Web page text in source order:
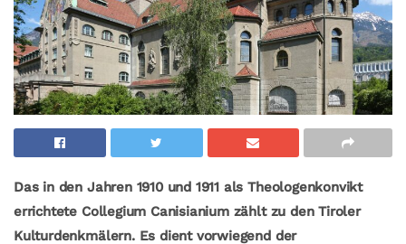
Das in den Jahren 1910 und 1911 als Theologenkonvikt
errichtete Collegium Canisianium zählt zu den Tiroler
Kulturdenkmälern. Es dient vorwiegend der